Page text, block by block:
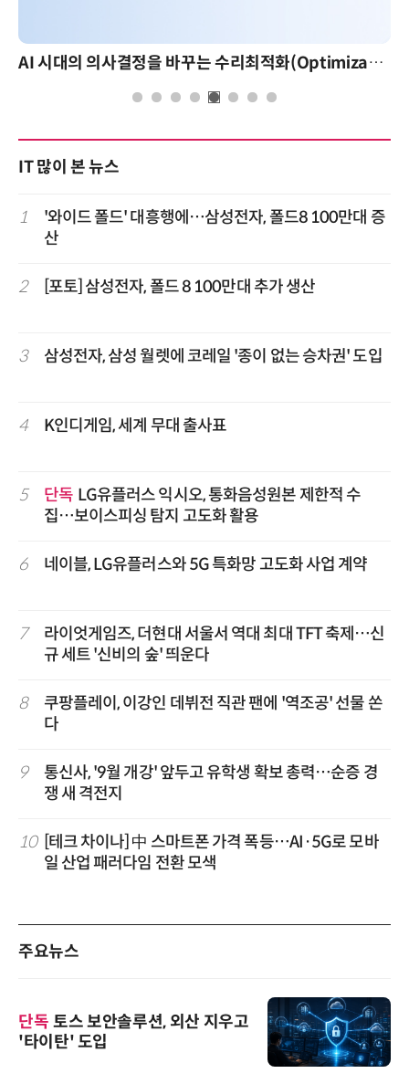
AI 시대의 의사결정을 바꾸는 수리최적화(Optimization): 실제 산업 적용 사례와 활용 전략 AI 핀옵스 실전 세미
IT 많이 본 뉴스
1
'와이드 폴드' 대흥행에…삼성전자, 폴드8 100만대 증
산
2 [포토] 삼성전자, 폴드 8 100만대 추가 생산
3 삼성전자, 삼성 월렛에 코레일 '종이 없는 승차권' 도입
4 K인디게임, 세계 무대 출사표
5 단독 LG유플러스 익시오, 통화음성원본 제한적 수
집…보이스피싱 탐지 고도화 활용
6 네이블, LG유플러스와 5G 특화망 고도화 사업 계약
7
라이엇게임즈, 더현대 서울서 역대 최대 TFT 축제…신
규 세트 '신비의 숲' 띄운다
8
쿠팡플레이, 이강인 데뷔전 직관 팬에 '역조공' 선물 쏜
다
9
통신사, '9월 개강' 앞두고 유학생 확보 총력…순증 경
쟁 새 격전지
10
[테크 차이나] 中 스마트폰 가격 폭등…AI·5G로 모바
일 산업 패러다임 전환 모색
주요뉴스
단독 토스 보안솔루션, 외산 지우고
'타이탄' 도입